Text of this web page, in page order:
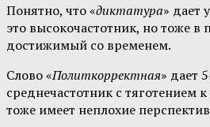
Понятно, что «диктатура» дает
это высокочастотник, но тоже в
достижимый со временем.
Слово «Политкорректная» дает
среднечастотник с тяготением
тоже имеет неплохие